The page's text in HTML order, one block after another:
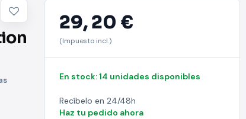
29,20 €
(Impuesto incl.)
En stock: 14 unidades disponibles
Recíbelo en 24/48h
Haz tu pedido ahora